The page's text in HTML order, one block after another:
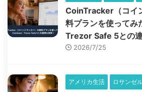
CoinTracker（コイ
料プランを使ってみ
Trezor Safe 5との
2026/7/25
アメリカ生活 ロサンゼ